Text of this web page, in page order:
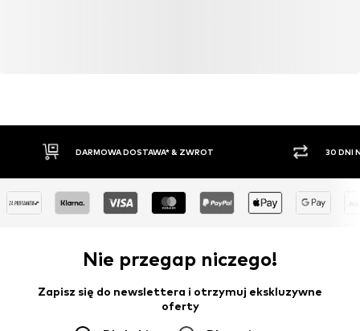
DARMOWA DOSTAWA* & ZWROT 30 DNI
Nie przegap niczego!
Zapisz się do newslettera i otrzymuj ekskluzywne
oferty